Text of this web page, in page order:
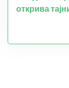
открива